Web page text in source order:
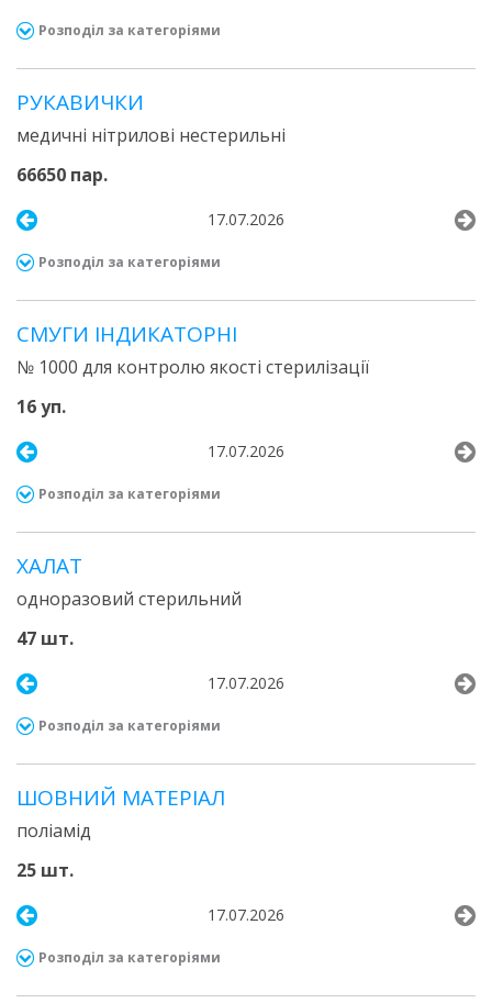
Розподіл за категоріями
РУКАВИЧКИ
медичні нітрилові нестерильні
66650 пар.
17.07.2026
Розподіл за категоріями
СМУГИ IНДИКАТОРНI
№ 1000 для контролю якості стерилізації
16 уп.
17.07.2026
Розподіл за категоріями
ХАЛАТ
одноразовий стерильний
47 шт.
17.07.2026
Розподіл за категоріями
ШОВНИЙ МАТЕРІАЛ
поліамід
25 шт.
17.07.2026
Розподіл за категоріями